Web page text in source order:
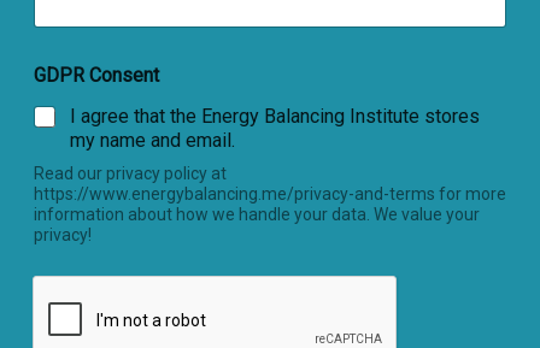
GDPR Consent
I agree that the Energy Balancing Institute stores
my name and email.
Read our privacy policy at
https://www.energybalancing.me/privacy-and-terms for more
information about how we handle your data. We value your
privacy!